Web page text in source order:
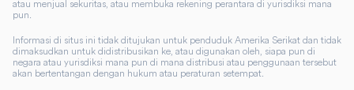
atau menjual sekuritas, atau membuka rekening perantara di yurisdiksi mana
pun.
Informasi di situs ini tidak ditujukan untuk penduduk Amerika Serikat dan tidak
dimaksudkan untuk didistribusikan ke, atau digunakan oleh, siapa pun di
negara atau yurisdiksi mana pun di mana distribusi atau penggunaan tersebut
akan bertentangan dengan hukum atau peraturan setempat.